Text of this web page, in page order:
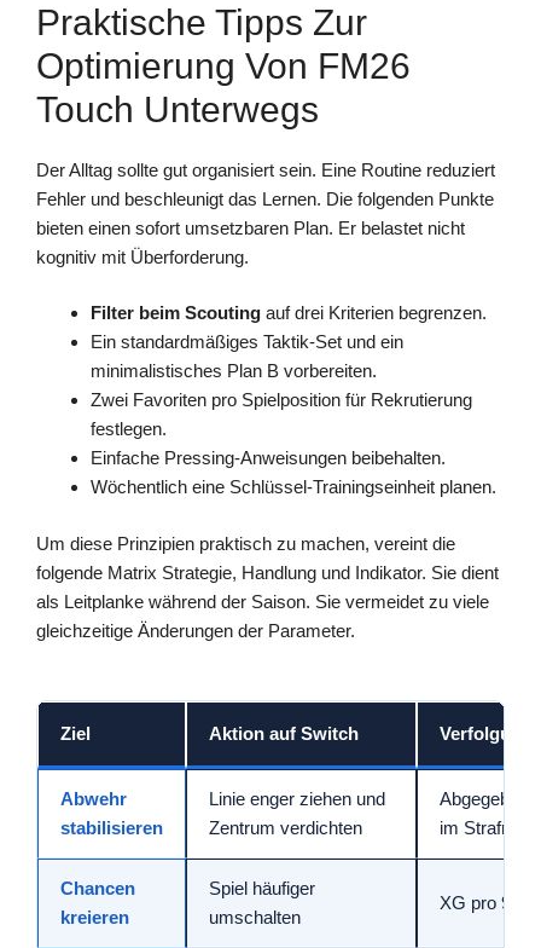
Praktische Tipps Zur
Optimierung Von FM26
Touch Unterwegs
Der Alltag sollte gut organisiert sein. Eine Routine reduziert
Fehler und beschleunigt das Lernen. Die folgenden Punkte
bieten einen sofort umsetzbaren Plan. Er belastet nicht
kognitiv mit Überforderung.
Filter beim Scouting auf drei Kriterien begrenzen.
Ein standardmäßiges Taktik-Set und ein
minimalistisches Plan B vorbereiten.
Zwei Favoriten pro Spielposition für Rekrutierung
festlegen.
Einfache Pressing-Anweisungen beibehalten.
Wöchentlich eine Schlüssel-Trainingseinheit planen.
Um diese Prinzipien praktisch zu machen, vereint die
folgende Matrix Strategie, Handlung und Indikator. Sie dient
als Leitplanke während der Saison. Sie vermeidet zu viele
gleichzeitige Änderungen der Parameter.
Ziel Aktion auf Switch
Abwehr
stabilisieren
Linie enger ziehen und
Zentrum verdichten
im Strafraum
Chancen
kreieren
Spiel häufiger
umschalten
XG pro 90